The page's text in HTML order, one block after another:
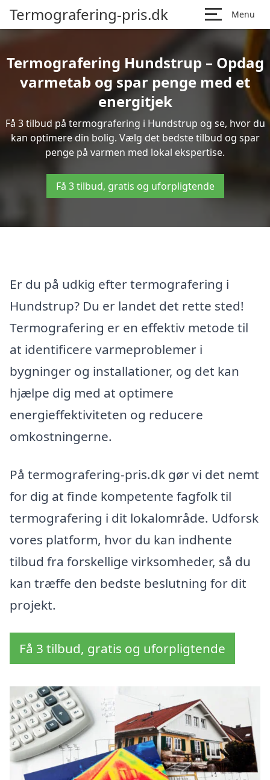
Termografering-pris.dk Menu
Termografering Hundstrup – Opdag
varmetab og spar penge med et
energitjek
Få 3 tilbud på termografering i Hundstrup og se, hvor du
kan optimere din bolig. Vælg det bedste tilbud og spar
penge på varmen med lokal ekspertise.
Få 3 tilbud, gratis og uforpligtende
Er du på udkig efter termografering i
Hundstrup? Du er landet det rette sted!
Termografering er en effektiv metode til
at identificere varmeproblemer i
bygninger og installationer, og det kan
hjælpe dig med at optimere
energieffektiviteten og reducere
omkostningerne.
På termografering-pris.dk gør vi det nemt
for dig at finde kompetente fagfolk til
termografering i dit lokalområde. Udforsk
vores platform, hvor du kan indhente
tilbud fra forskellige virksomheder, så du
kan træffe den bedste beslutning for dit
projekt.
Få 3 tilbud, gratis og uforpligtende